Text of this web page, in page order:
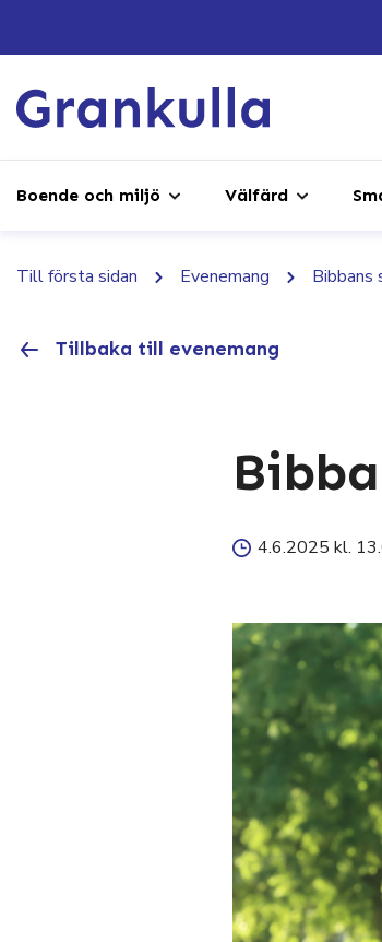
Boende och miljö Välfärd
Till första sidan Evenemang Bibbans
Tillbaka till evenemang
4.6.2025 kl.